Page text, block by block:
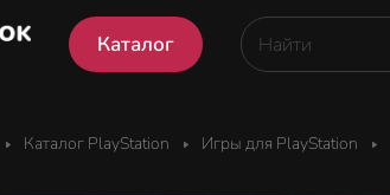
Каталог
Каталог PlayStation Игры для PlayStation